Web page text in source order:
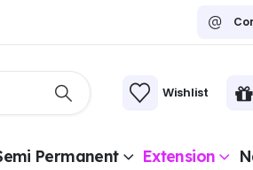
Wishlist
Permanent Extension